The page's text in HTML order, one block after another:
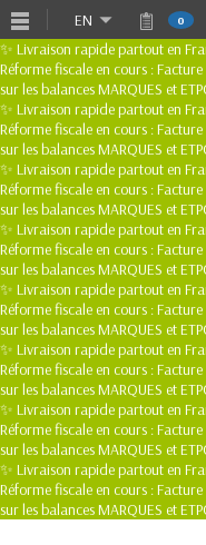
✨ Livraison rapide partout en
Réforme fiscale en cours :
sur les balances MARQUES et
✨ Livraison rapide partout en
Réforme fiscale en cours :
sur les balances MARQUES et
✨ Livraison rapide partout en
Réforme fiscale en cours :
sur les balances MARQUES et
✨ Livraison rapide partout en
Réforme fiscale en cours :
sur les balances MARQUES et
✨ Livraison rapide partout en
Réforme fiscale en cours :
sur les balances MARQUES et
✨ Livraison rapide partout en
Réforme fiscale en cours :
sur les balances MARQUES et
✨ Livraison rapide partout en
Réforme fiscale en cours :
sur les balances MARQUES et
✨ Livraison rapide partout en
Réforme fiscale en cours :
sur les balances MARQUES et
EN 0